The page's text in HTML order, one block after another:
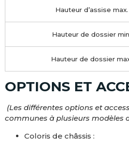
Hauteur d’assise max.
Hauteur de dossier
Hauteur de dossier
OPTIONS ET
(Les différentes options et
communes à plusieurs modèles
Coloris de châssis :